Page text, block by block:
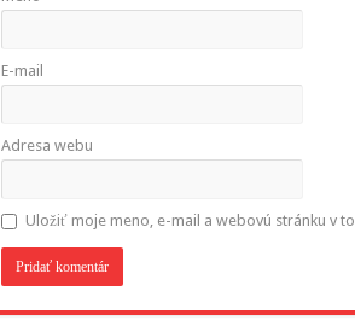
E-mail
Adresa webu
Uložiť moje meno, e-mail a webovú stránku v